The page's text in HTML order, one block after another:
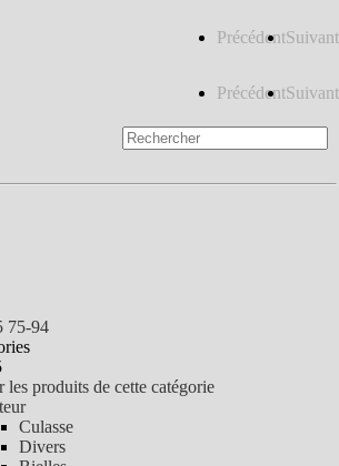
PrécédentSuivant
PrécédentSuivant
75-94
les produits de cette catégorie
Culasse
Divers